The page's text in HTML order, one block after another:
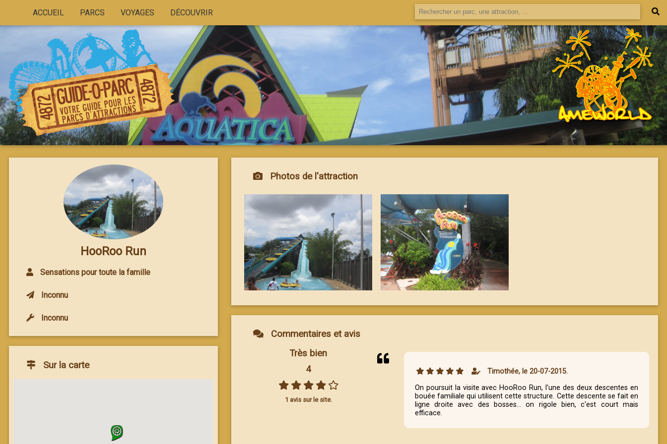
ACCUEIL PARCS VOYAGES DÉCOUVRIR
HooRoo Run
Sensations pour toute la famille
Inconnu
Inconnu
Sur la carte
Photos de l'attraction
Commentaires et avis
Très bien
4
1 avis sur le site.
Timothée, le 20-07-2015.
On poursuit la visite avec HooRoo Run, l'une des deux descentes en
bouée familiale qui utilisent cette structure. Cette descente se fait en
ligne droite avec des bosses... on rigole bien, c'est court mais
efficace.